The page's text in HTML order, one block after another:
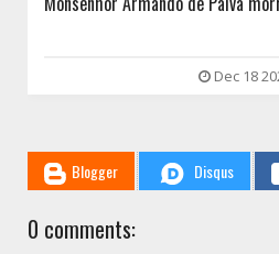
Dec 18
Blogger Disqus
0 comments: